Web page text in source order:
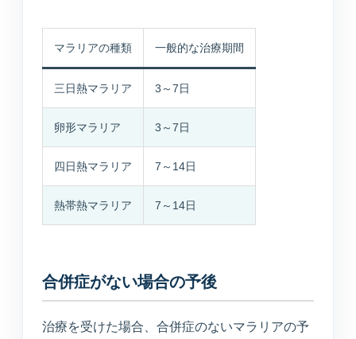
マラリアの種類 一般的な治療期間
三日熱マラリア 3～7日
卵形マラリア 3～7日
四日熱マラリア 7～14日
熱帯熱マラリア 7～14日
合併症がない場合の予後
治療を受けた場合、合併症のないマラリアの予